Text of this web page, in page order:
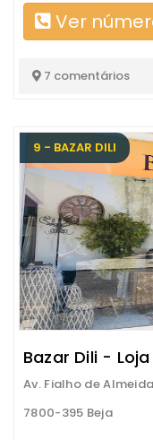
Ver
7 comentários
9 - BAZAR DILI
Bazar Dili -
Av. Fialho de
7800-395 Beja